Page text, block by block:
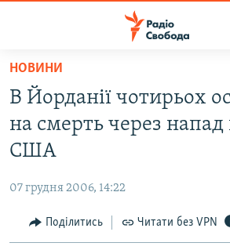
Перейти
основного
матеріалу
Перейти
до
основної
навігації
Перейти
до
РАДІО СВОБОДА – 70 РОКІВ
ВСЕ ЗА ДОБУ
СТАТТІ
ЕКОНОМІКА
СУСПІЛЬСТВО
РОСІЙСЬКА «ФІЛЬТРАЦІЯ»
ДОНБАС.РЕАЛІЇ
НОВИНИ
В Йорданії чотирьох
на смерть через напад
США
07 грудня 2006, 14:22
Поділитись Читати без VPN